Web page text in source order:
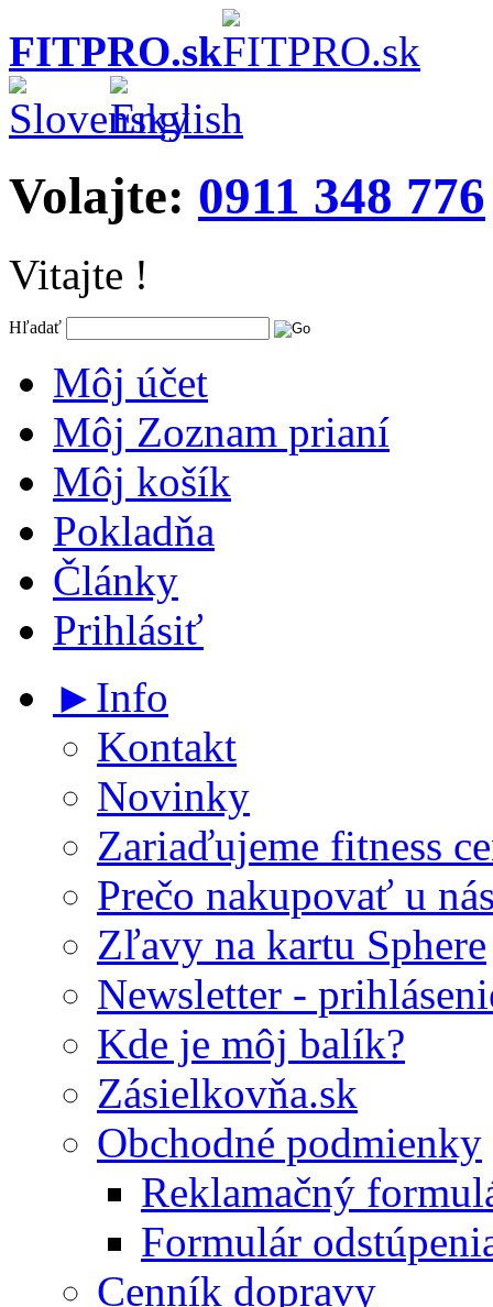
FITPRO.sk
Volajte: 0911 348 776
Vitajte !
Hľadať
Môj účet
Môj Zoznam prianí
Môj košík
Pokladňa
Články
Prihlásiť
►Info
Kontakt
Novinky
Zariaďujeme fitness
Prečo nakupovať u
Zľavy na kartu Sphere
Newsletter -
Kde je môj balík?
Zásielkovňa.sk
Obchodné podmienky
Reklamačný
Formulár
Cenník dopravy